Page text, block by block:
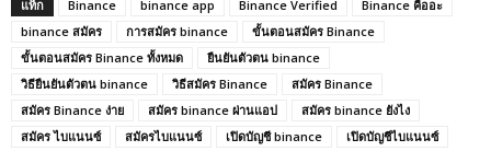
แท็ก Binance binance app Binance Verified
Binance คืออะ
binance สมัคร
การสมัคร binance
ขั้นตอนสมัคร Binance
ขั้นตอนสมัคร Binance ทั้งหมด
ยืนยันตัวตน binance
วิธียืนยันตัวตน binance
วิธีสมัคร Binance
สมัคร Binance
สมัคร Binance ง่าย
สมัคร binance ผ่านแอป
สมัคร binance ยังไง
สมัคร ไบแนนซ์
สมัครไบแนนซ์ เปิดบัญชี binance
เปิดบัญชีไบแนนซ์